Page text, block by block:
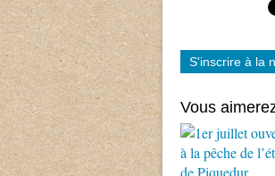
S'inscrire à la
Vous